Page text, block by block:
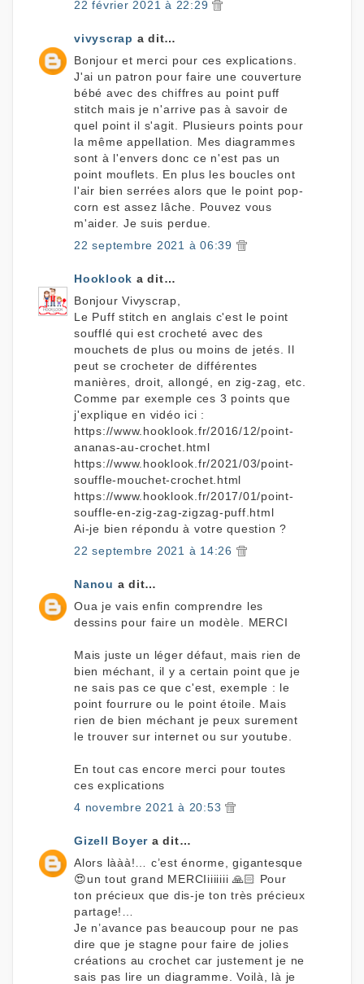
22 février 2021 à 22:29
vivyscrap a dit…
Bonjour et merci pour ces explications.
J'ai un patron pour faire une couverture
bébé avec des chiffres au point puff
stitch mais je n'arrive pas à savoir de
quel point il s'agit. Plusieurs points pour
la même appellation. Mes diagrammes
sont à l'envers donc ce n'est pas un
point mouflets. En plus les boucles ont
l'air bien serrées alors que le point pop-
corn est assez lâche. Pouvez vous
m'aider. Je suis perdue.
22 septembre 2021 à 06:39
Hooklook a dit…
Bonjour Vivyscrap,
Le Puff stitch en anglais c'est le point
soufflé qui est crocheté avec des
mouchets de plus ou moins de jetés. Il
peut se crocheter de différentes
manières, droit, allongé, en zig-zag, etc.
Comme par exemple ces 3 points que
j'explique en vidéo ici :
https://www.hooklook.fr/2016/12/point-
ananas-au-crochet.html
https://www.hooklook.fr/2021/03/point-
souffle-mouchet-crochet.html
https://www.hooklook.fr/2017/01/point-
souffle-en-zig-zag-zigzag-puff.html
Ai-je bien répondu à votre question ?
22 septembre 2021 à 14:26
Nanou a dit…
Oua je vais enfin comprendre les
dessins pour faire un modèle. MERCI
Mais juste un léger défaut, mais rien de
bien méchant, il y a certain point que je
ne sais pas ce que c'est, exemple : le
point fourrure ou le point étoile. Mais
rien de bien méchant je peux surement
le trouver sur internet ou sur youtube.
En tout cas encore merci pour toutes
ces explications
4 novembre 2021 à 20:53
Gizell Boyer a dit…
Alors lààà!… c’est énorme, gigantesque
😍un tout grand MERCIiiiiiii 🙏🏻 Pour
ton précieux que dis-je ton très précieux
partage!…
Je n’avance pas beaucoup pour ne pas
dire que je stagne pour faire de jolies
créations au crochet car justement je ne
sais pas lire un diagramme. Voilà, là je